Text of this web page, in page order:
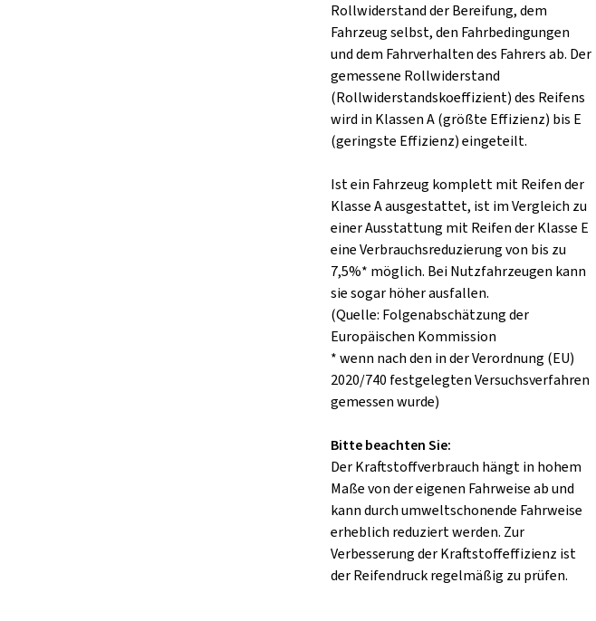
Rollwiderstand der Bereifung, dem
Fahrzeug selbst, den Fahrbedingungen
und dem Fahrverhalten des Fahrers ab. Der
gemessene Rollwiderstand
(Rollwiderstandskoeffizient) des Reifens
wird in Klassen A (größte Effizienz) bis E
(geringste Effizienz) eingeteilt.
Ist ein Fahrzeug komplett mit Reifen der
Klasse A ausgestattet, ist im Vergleich zu
einer Ausstattung mit Reifen der Klasse E
eine Verbrauchsreduzierung von bis zu
7,5%* möglich. Bei Nutzfahrzeugen kann
sie sogar höher ausfallen.
(Quelle: Folgenabschätzung der
Europäischen Kommission
* wenn nach den in der Verordnung (EU)
2020/740 festgelegten Versuchsverfahren
gemessen wurde)
Bitte beachten Sie:
Der Kraftstoffverbrauch hängt in hohem
Maße von der eigenen Fahrweise ab und
kann durch umweltschonende Fahrweise
erheblich reduziert werden. Zur
Verbesserung der Kraftstoffeffizienz ist
der Reifendruck regelmäßig zu prüfen.